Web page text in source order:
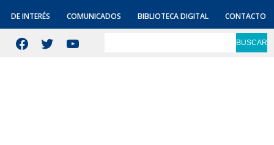
DE INTERÉS COMUNICADOS BIBLIOTECA DIGITAL CONTACTO
BUSCAR
Facebook
Twitter